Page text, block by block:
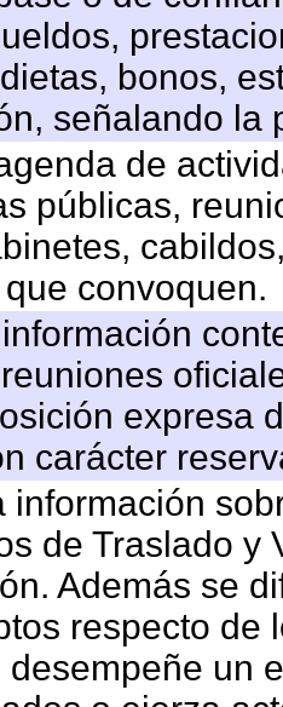
bonos,
señalando la
de
públicas,
convoquen.
expresa
carácter
información
de Traslado y
Además se
respecto de
desempeñe un